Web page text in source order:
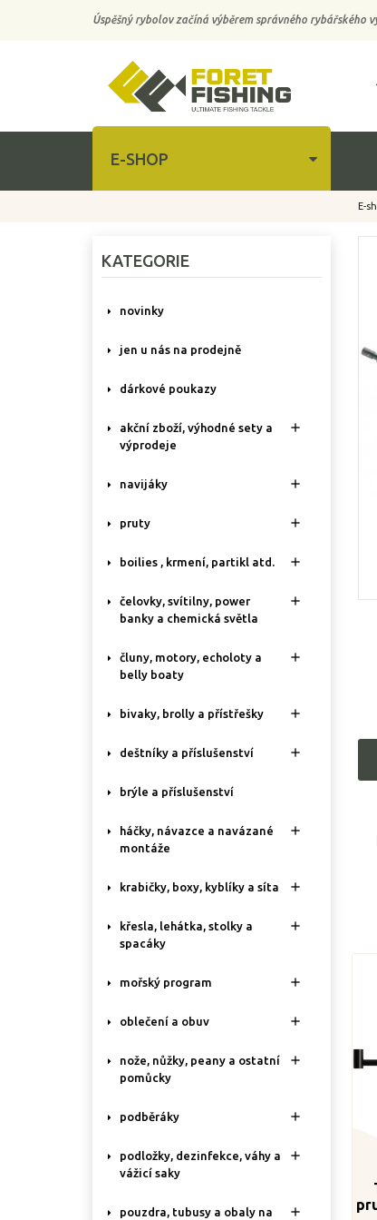
Úspěšný rybolov začíná výběrem správného rybářského
E-SHOP
E-
KATEGORIE
novinky
jen u nás na prodejně
dárkové poukazy
akční zboží, výhodné sety a
výprodeje

navijáky 
pruty 
boilies , krmení, partikl atd. 
čelovky, svítilny, power
banky a chemická světla

čluny, motory, echoloty a
belly boaty

bivaky, brolly a přístřešky 
deštníky a příslušenství 
brýle a příslušenství
háčky, návazce a navázané
montáže

krabičky, boxy, kyblíky a síta 
křesla, lehátka, stolky a
spacáky

mořský program 
oblečení a obuv 
nože, nůžky, peany a ostatní
pomůcky

podběráky 
podložky, dezinfekce, váhy a
vážicí saky

pouzdra, tubusy a obaly na
